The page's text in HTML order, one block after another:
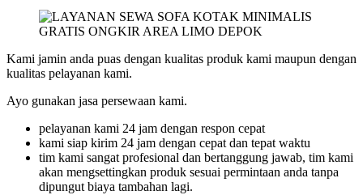
Kami jamin anda puas dengan kualitas produk kami maupun dengan
kualitas pelayanan kami.
Ayo gunakan jasa persewaan kami.
pelayanan kami 24 jam dengan respon cepat
kami siap kirim 24 jam dengan cepat dan tepat waktu
tim kami sangat profesional dan bertanggung jawab, tim kami
akan mengsettingkan produk sesuai permintaan anda tanpa
dipungut biaya tambahan lagi.